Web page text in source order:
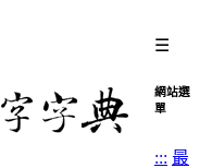
☰
網站選
單
::: 最